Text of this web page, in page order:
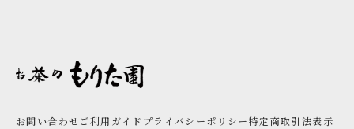
お問い合わせご利用ガイド プライバシーポリシー特定商取引法表示